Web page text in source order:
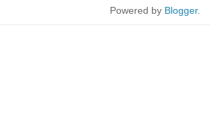
Powered by Blogger.